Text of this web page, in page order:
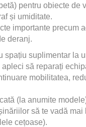
pentru obiecte de
și umiditate.
importante precum
deranj.
spațiu suplimentar la
să reparați
mobilitatea,
(la anumite
să te vadă
cețoase).